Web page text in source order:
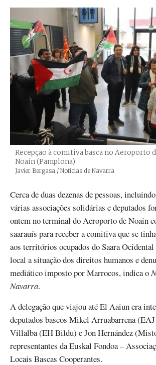
Recepção à comitiva basca no Aeroporto
Noain (Pamplona)
Créditos
Javier Bergasa / Noticias de Navarra
Cerca de duas dezenas de pessoas,
várias associações solidárias e deputados
ontem no terminal do Aeroporto de Noain
saarauís para receber a comitiva que se
aos territórios ocupados do Saara
local a situação dos direitos humanos e
mediático imposto por Marrocos, indica o
Navarra.
A delegação que viajou até El Aaiun era
deputados bascos Mikel Arruabarrena
Villalba (EH Bildu) e Jon Hernández
representantes da Euskal Fondoa –
Locais Bascas Cooperantes.